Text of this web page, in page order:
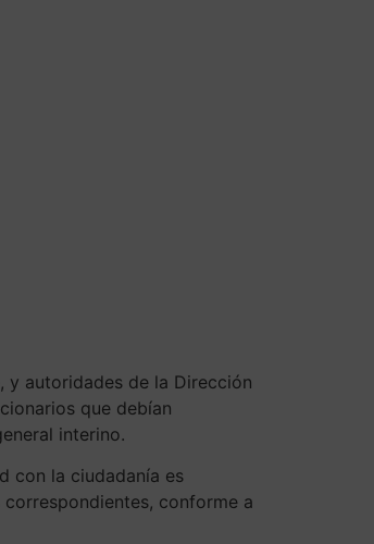
y autoridades de la Dirección
que debían
interino.
con la ciudadanía es
conforme a